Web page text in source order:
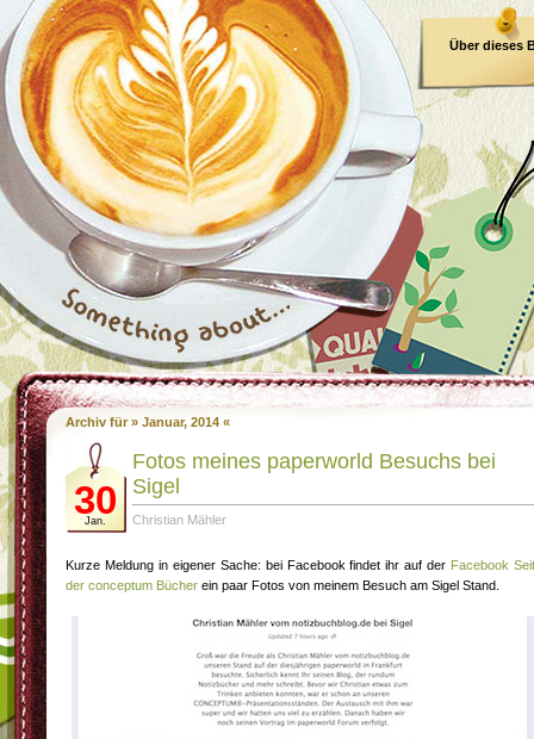
Über dieses
Archiv für » Januar, 2014 «
30
Jan.
Fotos meines paperworld Besuchs bei
Sigel
Christian Mähler
Kurze Meldung in eigener Sache: bei Facebook findet ihr auf der Facebook
der conceptum Bücher ein paar Fotos von meinem Besuch am Sigel Stand.